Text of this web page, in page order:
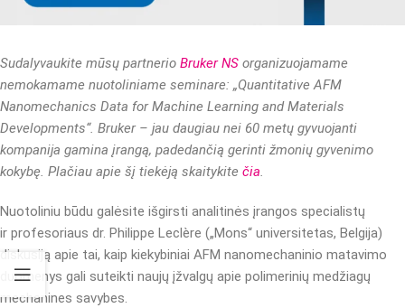
Sudalyvaukite mūsų partnerio Bruker NS organizuojamame
nemokamame nuotoliniame seminare: „Quantitative AFM
Nanomechanics Data for Machine Learning and Materials
Developments“. Bruker – jau daugiau nei 60 metų gyvuojanti
kompanija gamina įrangą, padedančią gerinti žmonių gyvenimo
kokybę. Plačiau apie šį tiekėją skaitykite čia.
Nuotoliniu būdu galėsite išgirsti analitinės įrangos specialistų
ir profesoriaus dr. Philippe Leclère („Mons“ universitetas, Belgija)
diskusiją apie tai, kaip kiekybiniai AFM nanomechaninio matavimo
duomenys gali suteikti naujų įžvalgų apie polimerinių medžiagų
mechanines savybes.